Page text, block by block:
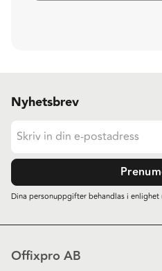
Nyhetsbrev
Dina personuppgifter behandlas i enlighet
Offixpro AB